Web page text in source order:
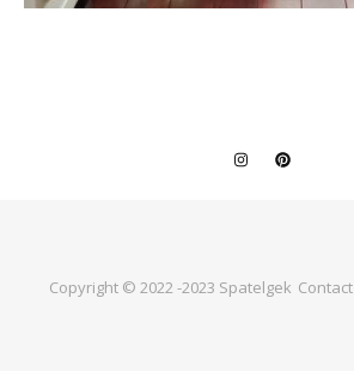
Copyright © 2022 -2023 Spatelgek Contact